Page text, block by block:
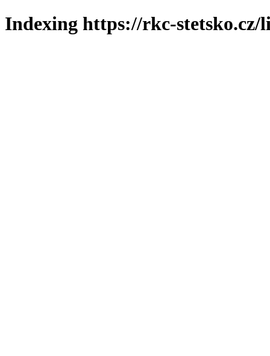
Indexing https://rkc-stetsko.cz/